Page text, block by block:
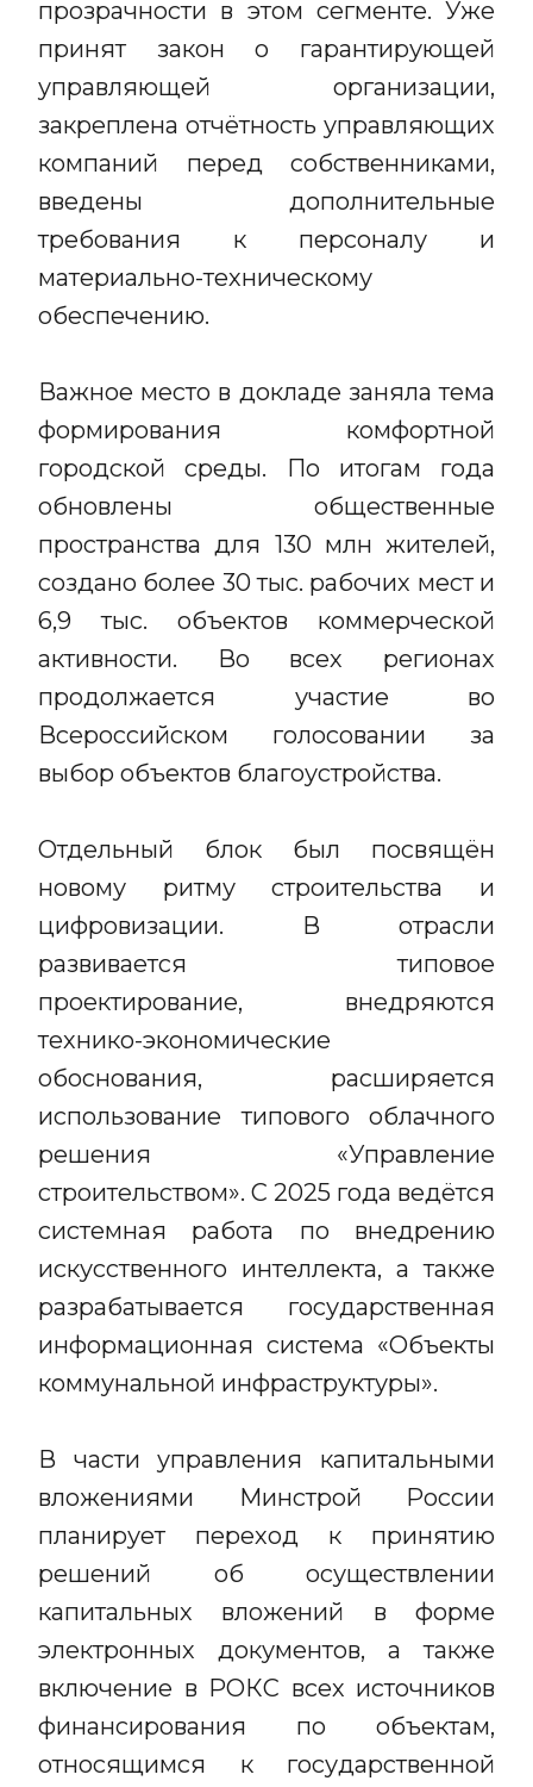
прозрачности в этом сегменте. Уже
принят закон о гарантирующей
управляющей организации,
закреплена отчётность управляющих
компаний перед собственниками,
введены дополнительные
требования к персоналу и
материально-техническому
обеспечению.
Важное место в докладе заняла тема
формирования комфортной
городской среды. По итогам года
обновлены общественные
пространства для 130 млн жителей,
создано более 30 тыс. рабочих мест и
6,9 тыс. объектов коммерческой
активности. Во всех регионах
продолжается участие во
Всероссийском голосовании за
выбор объектов благоустройства.
Отдельный блок был посвящён
новому ритму строительства и
цифровизации. В отрасли
развивается типовое
проектирование, внедряются
технико-экономические
обоснования, расширяется
использование типового облачного
решения «Управление
строительством». С 2025 года ведётся
системная работа по внедрению
искусственного интеллекта, а также
разрабатывается государственная
информационная система «Объекты
коммунальной инфраструктуры».
В части управления капитальными
вложениями Минстрой России
планирует переход к принятию
решений об осуществлении
капитальных вложений в форме
электронных документов, а также
включение в РОКС всех источников
финансирования по объектам,
относящимся к государственной